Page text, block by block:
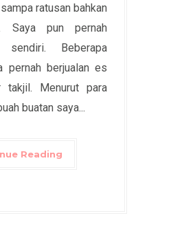
ratusan bahkan
Saya pun pernah
sendiri. Beberapa
pernah berjualan es
takjil. Menurut para
buatan saya...
Reading